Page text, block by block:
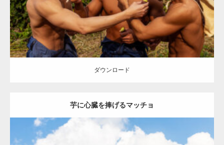
ダウンロード
ダウンロード
芋に心臓を捧げるマッチョ